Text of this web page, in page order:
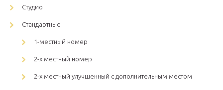
Студио
Стандартные
1-местный номер
2-х местный номер
2-х местный улучшенный с дополнительным местом